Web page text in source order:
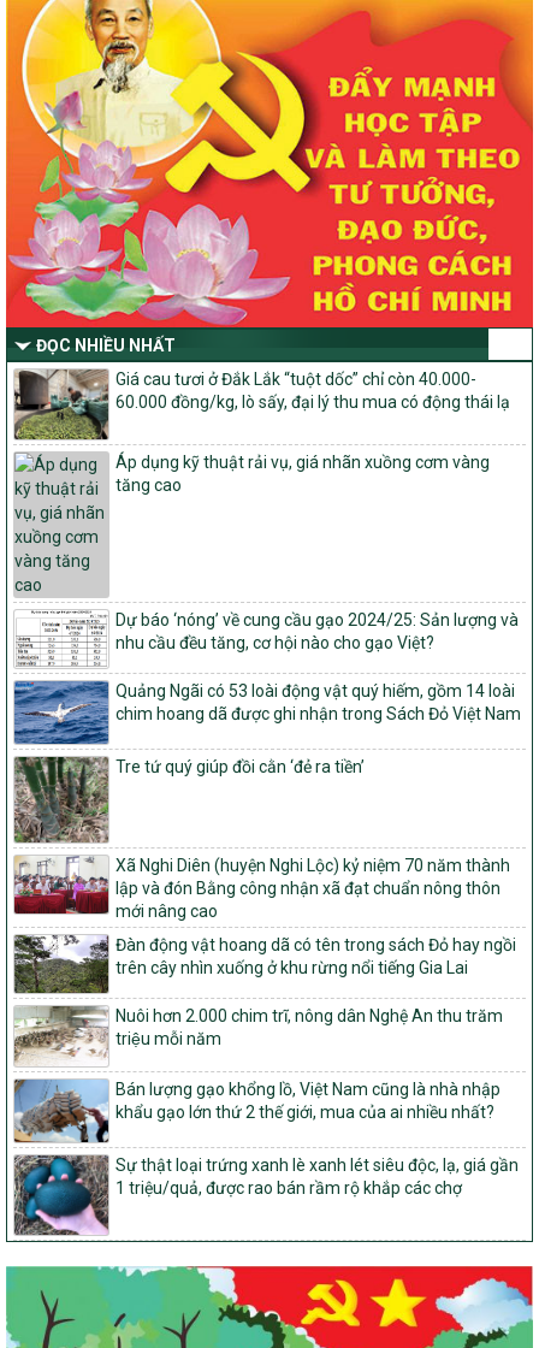
hội vùng đồng bào dân tộc thiểu số và miền núi giai đoạn 2026 –
2030 trên địa bàn tỉnh Nghệ An
Quyết định số 2490/QĐ-UBND
Về việc thành lập Ban Chỉ đạo Chương trình mục tiều quốc gia xây
dựng nông thôn mới, giảm nghèo bền vững và phát triển kinh tế –
xã hội vùng đồng bào dân tộc thiểu số và miền núi giai đoạn 2026
-2030 tỉnh Nghệ An
Thông tư Số 23/2026/TT-BNNMT
Thông tư Hướng dẫn thực hiện một số nội dung Chương trình
mục tiêu quốc gia xây dựng nông thôn mới, giảm nghèo bền
vững và phát triển kinh tế – xã hội vùng đồng bào dân tộc thiểu
số và miền núi giai đoạn 2026-2030 thuộc phạm vi quản lý nhà
nước của Bộ Nông nghiệp và Môi trường
Quyết định số: 26/2026/QĐ-TTg
Quyết định ban hành Bộ tiêu chí và quy trình đánh giá, phân hạng
sản phẩm Mỗi xã một sản phẩm
số: 19/2026/QĐ-TTg
Quy định điều kiện, trình tự, thủ tục, hồ sơ xét, công nhận, công bố
và thu hồi quyết định công nhận xã đạt chuẩn nông thôn mới, xã
đạt nông thôn mới hiện đại và tỉnh, thành phố hoàn thành nhiệm
vụ xây dựng nông thôn mới giai đoạn 2026 – 2030
Quyết định số 16/2026/QĐ-TTg
Quy định nguyên tắc, tiêu chí, định mức phân bổ ngân sách trung
ương và tỉ lệ vốn đối ứng ngân sách của địa phương thực hiện
Chương trình mục tiêu quốc gia xây dựng nông thôn mới, giảm
nghèo bền vững và phát triển kinh tế – xã hội vùng đồng bào dân
tộc thiểu số và miền núi giai đoạn 2026 – 2030
1451/QĐ-UBND
Phê duyệt danh sách các xã thuộc nhóm 1, nhóm 2, nhóm 3
trong xây dựng nông thôn mới giai đoạn 2026-2030 trên địa bàn
tỉnh Nghệ An
103/PTNT-NTM
Về việc đăng ký thực hiện Dự án liên kết theo chuỗi giá trị thuộc
Dự án 2 – Chương trình Mục tiêu quốc gia Giảm nghèo bền vững
giai đoạn 2021-2025 được kéo dài sang năm 2026
827/QĐ-BNNMT
Quyết định Ban hành Kế hoạch triển khai thực hiện Chương trình
mục tiêu quốc gia xây dựng nông thôn mới, giảm nghèo bền
vững và phát triển kinh tế – xã hội vùng đồng bào dân tộc thiểu
số và miền núi giai đoạn 2026-2035, giai đoạn I: Từ năm 2026
đến năm 2030
14/2026/TT-BNNMT
Hướng dẫn thực hiện một số nội dung tiêu chí, điều kiện thuộc Bộ
tiêu chí quốc gia về nông thôn mới giai đoạn 2026 – 2030 thuộc
phạm vi quản lý nhà nước của Bộ Nông nghiệp và Môi trường
417/QĐ-BNNMT
Phê duyệt Chương trình mục tiêu quốc gia xây dựng nông thôn
mới, giảm nghèo bền vững và phát triển kinh tế – xã hội vùng
đoạn I: Từ năm 2026 đến năm 2030
Nghị quyết số 08/2026/NQ-HĐND
ĐỌC NHIỀU NHẤT
Giá cau tươi ở Đắk Lắk “tuột dốc” chỉ còn 40.000-
60.000 đồng/kg, lò sấy, đại lý thu mua có động thái lạ
Áp dụng kỹ thuật rải vụ, giá nhãn xuồng cơm vàng
tăng cao
Dự báo ‘nóng’ về cung cầu gạo 2024/25: Sản lượng và
nhu cầu đều tăng, cơ hội nào cho gạo Việt?
Quảng Ngãi có 53 loài động vật quý hiếm, gồm 14 loài
chim hoang dã được ghi nhận trong Sách Đỏ Việt Nam
Tre tứ quý giúp đồi cằn ‘đẻ ra tiền’
Xã Nghi Diên (huyện Nghi Lộc) kỷ niệm 70 năm thành
lập và đón Bằng công nhận xã đạt chuẩn nông thôn
mới nâng cao
Đàn động vật hoang dã có tên trong sách Đỏ hay ngồi
trên cây nhìn xuống ở khu rừng nổi tiếng Gia Lai
Nuôi hơn 2.000 chim trĩ, nông dân Nghệ An thu trăm
triệu mỗi năm
Bán lượng gạo khổng lồ, Việt Nam cũng là nhà nhập
khẩu gạo lớn thứ 2 thế giới, mua của ai nhiều nhất?
Sự thật loại trứng xanh lè xanh lét siêu độc, lạ, giá gần
1 triệu/quả, được rao bán rầm rộ khắp các chợ